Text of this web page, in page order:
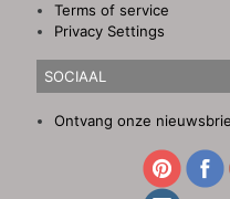
Terms of service
Privacy Settings
SOCIAAL
Ontvang onze